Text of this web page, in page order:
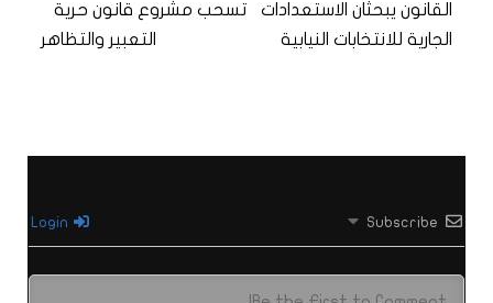
القانون يبحثان الاستعدادات
الجارية للانتخابات النيابية
تسحب مشروع قانون حرية
التعبير والتظاهر
Subscribe